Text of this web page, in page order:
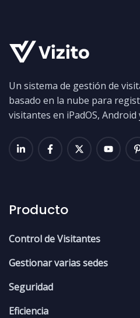
Un sistema de gestión de
basado en la nube para
visitantes en iPadOS, Android
Producto
Control de Visitantes
Gestionar varias sedes
Seguridad
Eficiencia